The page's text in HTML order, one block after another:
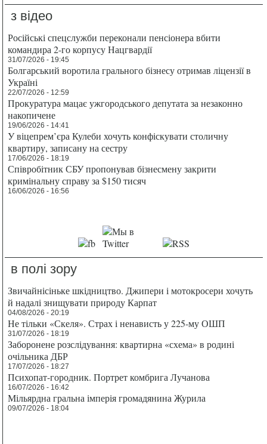
з відео
Російські спецслужби переконали пенсіонера вбити
командира 2-го корпусу Нацгвардії
31/07/2026 - 19:45
Болгарський воротила грального бізнесу отримав ліцензії в
Україні
22/07/2026 - 12:59
Прокуратура мацає ужгородського депутата за незаконно
накопичене
19/06/2026 - 14:41
У віцепрем’єра Кулеби хочуть конфіскувати столичну
квартиру, записану на сестру
17/06/2026 - 18:19
Співробітник СБУ пропонував бізнесмену закрити
кримінальну справу за $150 тисяч
16/06/2026 - 16:56
в полі зору
Звичайнісіньке шкідництво. Джипери і мотокросери хочуть
й надалі знищувати природу Карпат
04/08/2026 - 20:19
Не тільки «Скеля». Страх і ненависть у 225-му ОШП
31/07/2026 - 18:19
Заборонене розслідування: квартирна «схема» в родині
очільника ДБР
17/07/2026 - 18:27
Психопат-городник. Портрет комбрига Лучанова
16/07/2026 - 16:42
Мільярдна гральна імперія громадянина Журила
09/07/2026 - 18:04